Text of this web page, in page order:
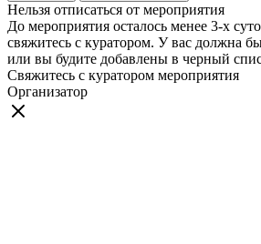
Нельзя отписаться от мероприятия
До мероприятия осталось менее 3-х
свяжитесь с куратором. У вас должна
или вы будите добавлены в черный
Свяжитесь с куратором мероприятия
Организатор